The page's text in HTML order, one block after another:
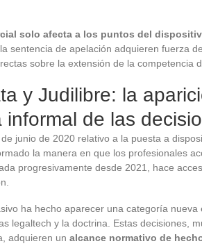
solo afecta a los puntos del
sentencia de apelación adquieren fuerza
sobre la extensión de la competencia
y Judilibre: la
informal de las
junio de 2020 relativo a la puesta a
la manera en que los profesionales
progresivamente desde 2021, hace
ha hecho aparecer una categoría
legaltech y la doctrina. Estas decisiones,
adquieren un alcance normativo de